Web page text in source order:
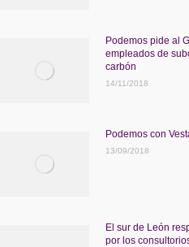
Podemos pide al
empleados de
carbón
14/11/2018
Podemos con
13/09/2018
El sur de León
por los